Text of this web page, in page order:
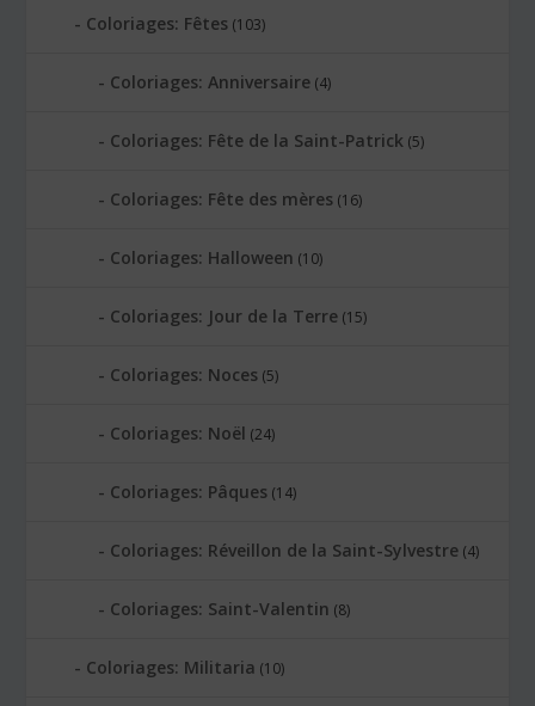
Coloriages: Fêtes (103)
Coloriages: Anniversaire (4)
Coloriages: Fête de la Saint-Patrick (5)
Coloriages: Fête des mères (16)
Coloriages: Halloween (10)
Coloriages: Jour de la Terre (15)
Coloriages: Noces (5)
Coloriages: Noël (24)
Coloriages: Pâques (14)
Coloriages: Réveillon de la Saint-Sylvestre (4)
Coloriages: Saint-Valentin (8)
Coloriages: Militaria (10)